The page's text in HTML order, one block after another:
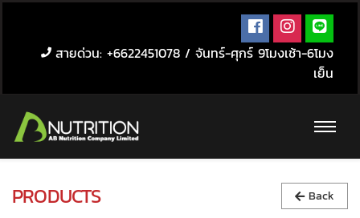
สายด่วน: +6622451078 / จันทร์-ศุกร์ 9โมงเช้า-6โมง
เย็น
PRODUCTS Back